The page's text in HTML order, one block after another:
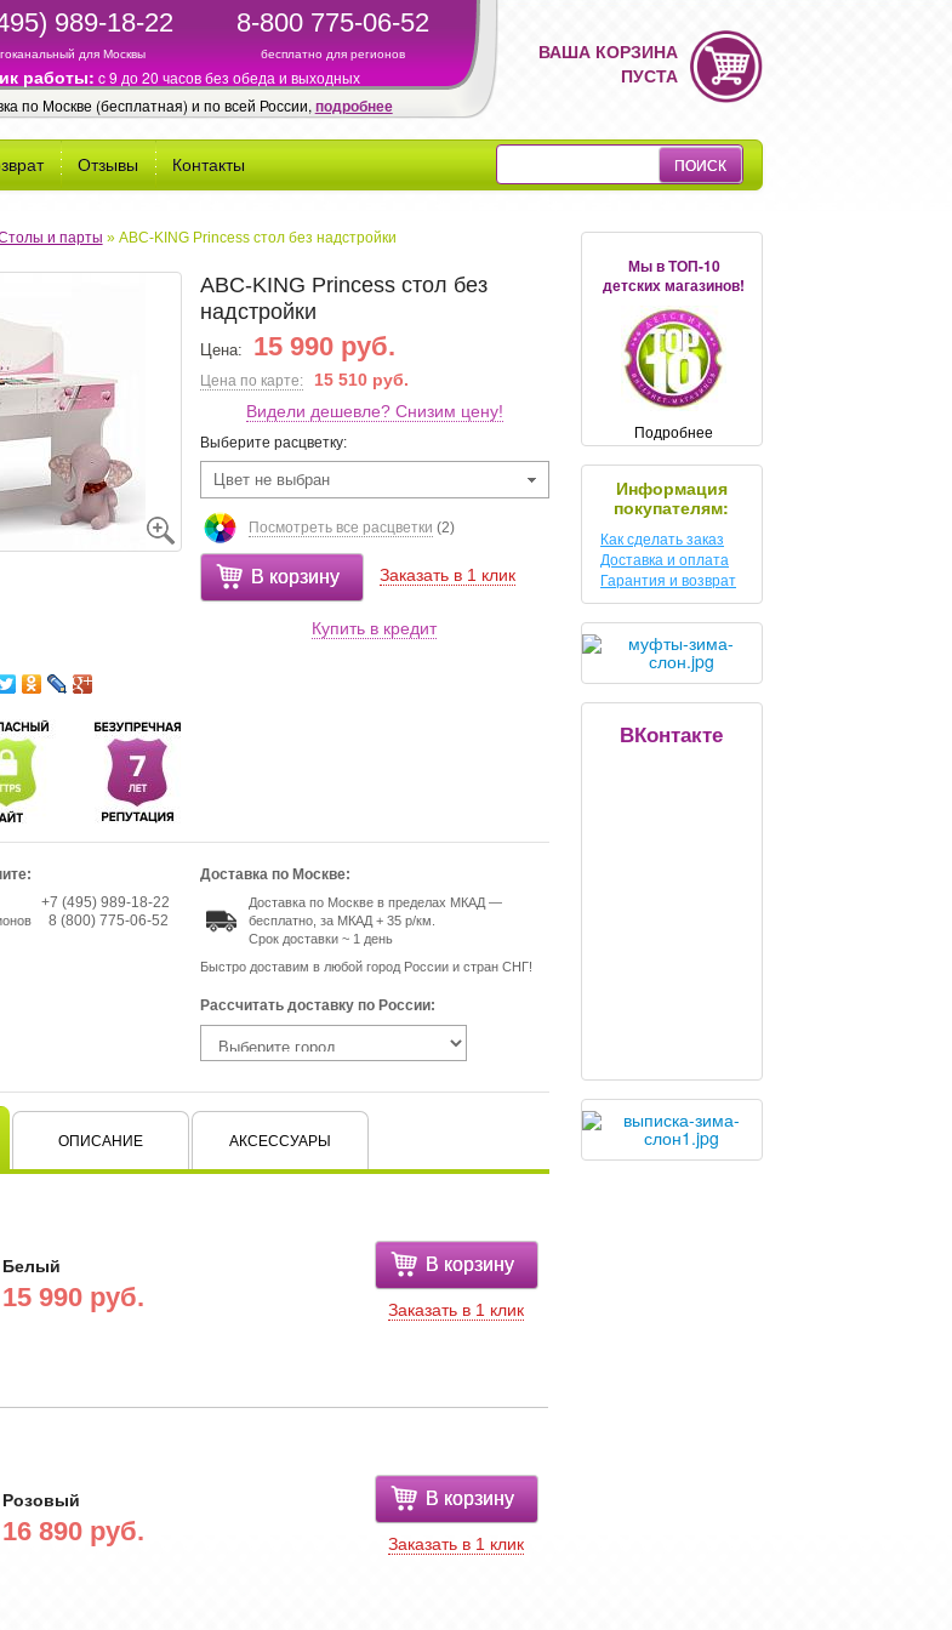
989-18-22
для Москвы
8-800 775-06-52
бесплатно для регионов
работы: c 9 до 20 часов без обеда и выходных
по Москве (бесплатная) и по всей России, подробнее
ВАША КОРЗИНА
ПУСТА
Отзывы Контакты
и парты » ABC-KING Princess стол без надстройки
ABC-KING Princess стол без
надстройки
Цена: 15 990 руб.
Цена по карте:
15 510 руб.
Видели дешевле? Снизим цену!
Выберите расцветку:
Цвет не выбран
Посмотреть все расцветки (2)
В корзину Заказать в 1 клик
Купить в кредит
+7 (495) 989-18-22
8 (800) 775-06-52
Доставка по Москве:
Доставка по Москве в пределах МКАД —
бесплатно, за МКАД + 35 р/км.
Срок доставки ~ 1 день
Быстро доставим в любой город России и стран СНГ!
Рассчитать доставку по России:
ОПИСАНИЕ АКСЕССУАРЫ
Белый
15 990 руб.
В корзину
Заказать в 1 клик
Розовый
16 890 руб.
В корзину
Заказать в 1 клик
Мы в ТОП-10
детских магазинов!
Подробнее
Информация
покупателям:
Как сделать заказ
Доставка и оплата
Гарантия и возврат
ВКонтакте